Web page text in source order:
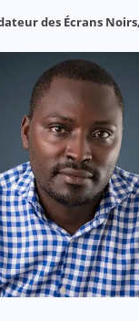
des Écrans